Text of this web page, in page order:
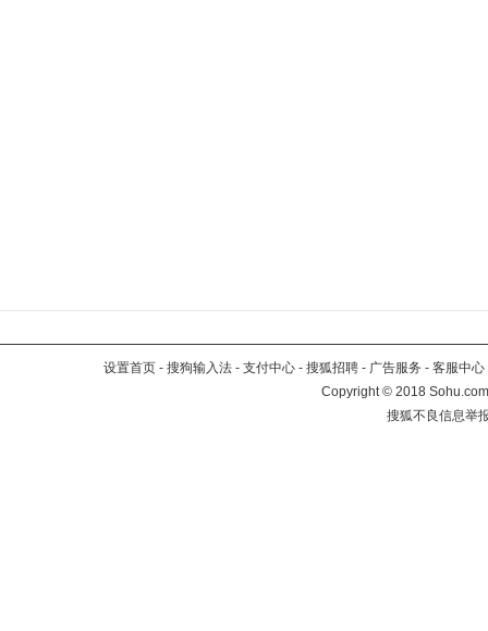
设置首页 - 搜狗输入法 - 支付中心 - 搜狐招聘 - 广告服务 - 客服中心
Copyright©2018
搜狐不良信息举